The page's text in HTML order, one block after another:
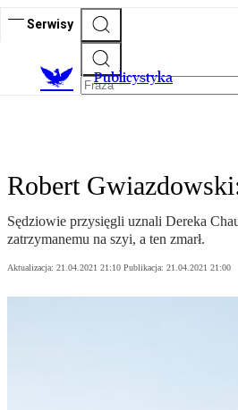
Serwisy
Publicystyka
Robert
Sędziowie przysięgli uznali Dereka
zatrzymanemu na szyi, a ten zmarł.
Aktualizacja: 21.04.2021 21:10 Publikacja: 21.04.2021 21:00